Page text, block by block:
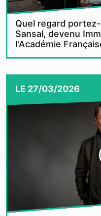
Quel regard
Sansal, devenu
l'Académie
LE 27/03/2026